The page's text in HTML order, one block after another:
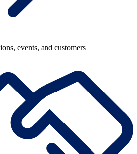
events, and customers